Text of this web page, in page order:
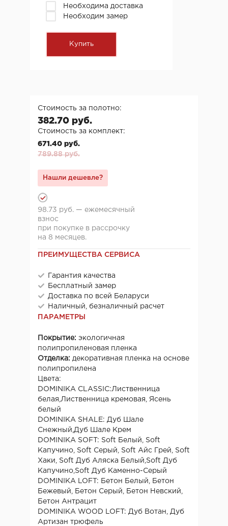
Необходима доставка
Необходим замер
Стоимость за полотно:
382.70 руб.
Стоимость за комплект:
671.40 руб.
789.88 руб.
Нашли дешевле?
98.73 руб. — ежемесячный
взнос
при покупке в рассрочку
на 8 месяцев.
ПРЕИМУЩЕСТВА СЕРВИСА
Гарантия качества
Бесплатный замер
Доставка по всей Беларуси
Наличный, безналичный расчет
ПАРАМЕТРЫ
Покрытие: экологичная
полипропиленовая пленка
Отделка: декоративная пленка на основе
полипропилена
Цвета:
DOMINIKA CLASSIC:Лиственница
белая,Лиственница кремовая, Ясень
белый
DOMINIKA SHALE: Дуб Шале
Снежный,Дуб Шале Крем
DOMINIKA SOFT: Soft Белый, Soft
Капучино, Soft Серый, Soft Айс Грей, Soft
Хаки, Soft Дуб Аляска Белый,Soft Дуб
Капучино,Soft Дуб Каменно-Серый
DOMINIKA LOFT: Бетон Белый, Бетон
Бежевый, Бетон Серый, Бетон Невский,
Бетон Антрацит
DOMINIKA WOOD LOFT: Дуб Вотан, Дуб
Артизан трюфель